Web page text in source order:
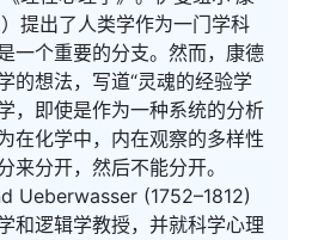
提出了人类学作为一门学科
一个重要的分支。然而，康德
的想法，写道“灵魂的经验学
，即使是作为一种系统的分析
在化学中，内在观察的多样性
来分开，然后不能分开。
Ueberwasser (1752–1812)
和逻辑学教授，并就科学心理